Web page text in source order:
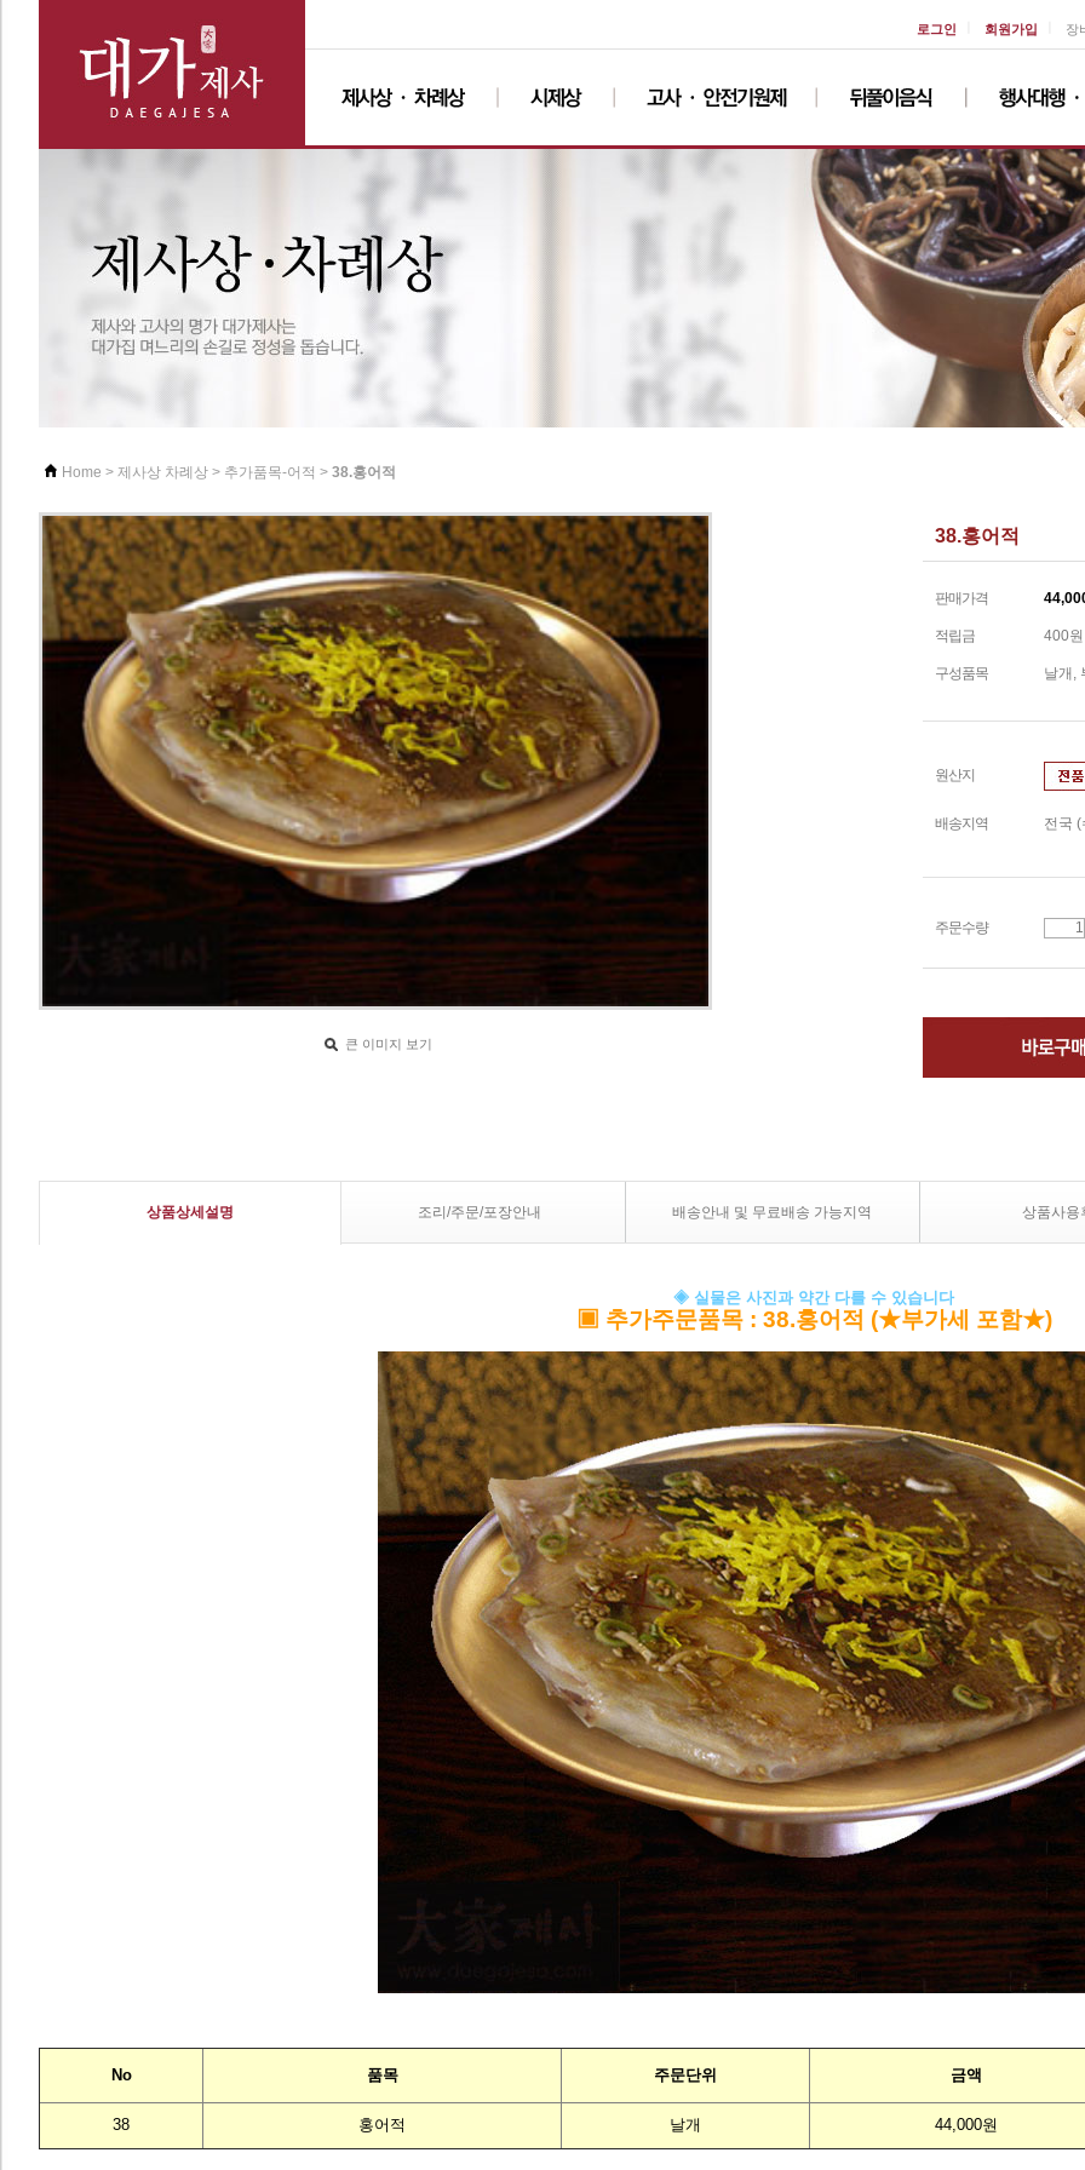
로그인 회원가입 장
Home > 제사상 차례상 > 추가품목-어적 > 38.홍어적
큰 이미지 보기
38.홍어적
판매가격
적립금 400원
구성품목 날개,
원산지
배송지역 전국
주문수량
상품상세설명 조리/주문/포장안내 배송안내 및 무료배송 가능지역 상품사용
◈ 실물은 사진과 약간 다를 수 있습니다
▣ 추가주문품목: 38.홍어적 (★부가세 포함★)
No 품목 주문단위 금액
38 홍어적 날개 44,000원